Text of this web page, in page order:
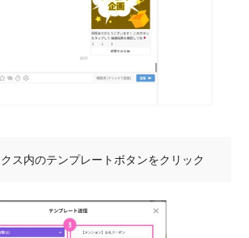
ス内のテンプレートボタンをクリック